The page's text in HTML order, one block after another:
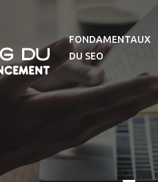
FONDAMENTAUX
DU SEO